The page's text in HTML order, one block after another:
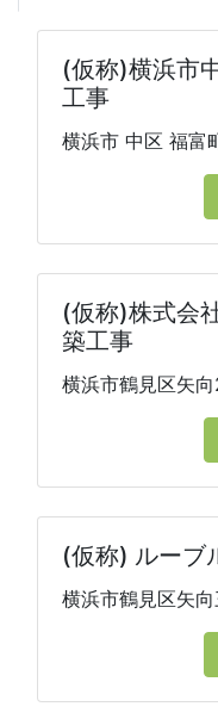
(仮称)横浜市
工事
横浜市 中区 福富
(仮称)株式会
築工事
横浜市鶴見区矢
(仮称) ルーブ
横浜市鶴見区矢